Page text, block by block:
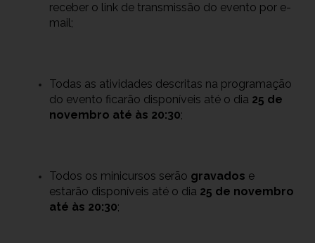
receber o link de transmissão do evento por e-
mail;
Todas as atividades descritas na programação
do evento ficarão disponíveis até o dia 25 de
novembro até às 20:30;
Todos os minicursos serão gravados e
estarão disponíveis até o dia 25 de novembro
até às 20:30;